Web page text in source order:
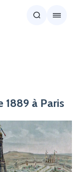
1889 à Paris